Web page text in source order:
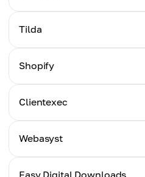
チュートリアル
Tilda
チュートリアル
Shopify
チュートリアル
Clientexec
チュートリアル
Webasyst
チュートリアル